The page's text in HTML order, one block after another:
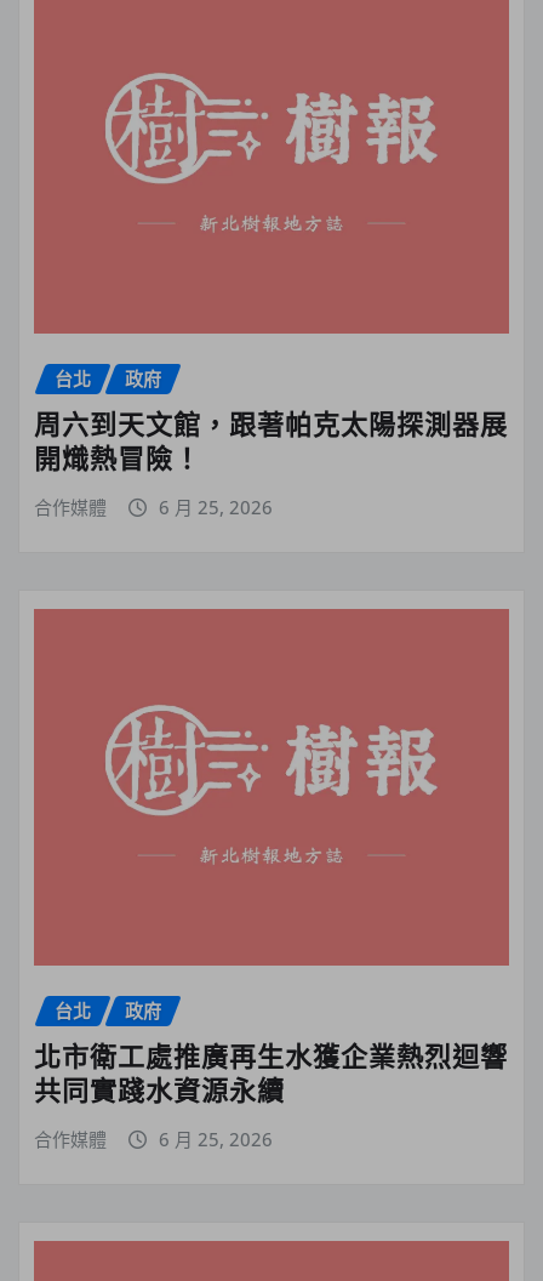
台北 政府
周六到天文館，跟著帕克太陽探測器展
開熾熱冒險！
合作媒體 6 月 25, 2026
台北 政府
北市衛工處推廣再生水獲企業熱烈迴響
共同實踐水資源永續
合作媒體 6 月 25, 2026